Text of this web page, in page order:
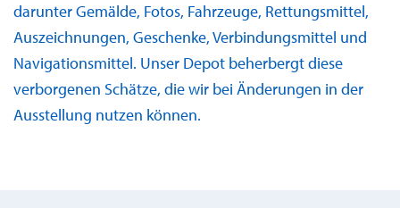
darunter Gemälde, Fotos, Fahrzeuge, Rettungsmittel,
Auszeichnungen, Geschenke, Verbindungsmittel und
Navigationsmittel. Unser Depot beherbergt diese
verborgenen Schätze, die wir bei Änderungen in der
Ausstellung nutzen können.